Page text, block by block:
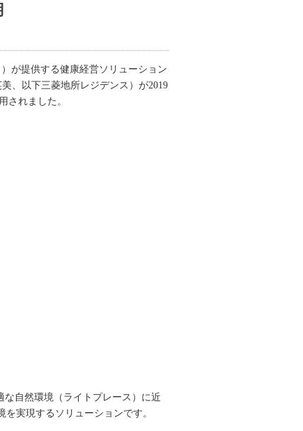
が提供する健康経営ソリューション
、以下三菱地所レジデンス）が2019
れました。
な自然環境（ライトプレース）に近
実現するソリューションです。